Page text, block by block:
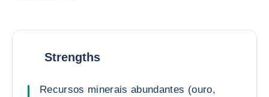
Strengths
Recursos minerais abundantes (ouro,